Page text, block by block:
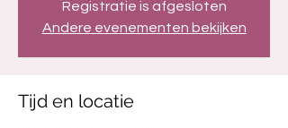
Registratie is afgesloten
Andere evenementen bekijken
Tijd en locatie